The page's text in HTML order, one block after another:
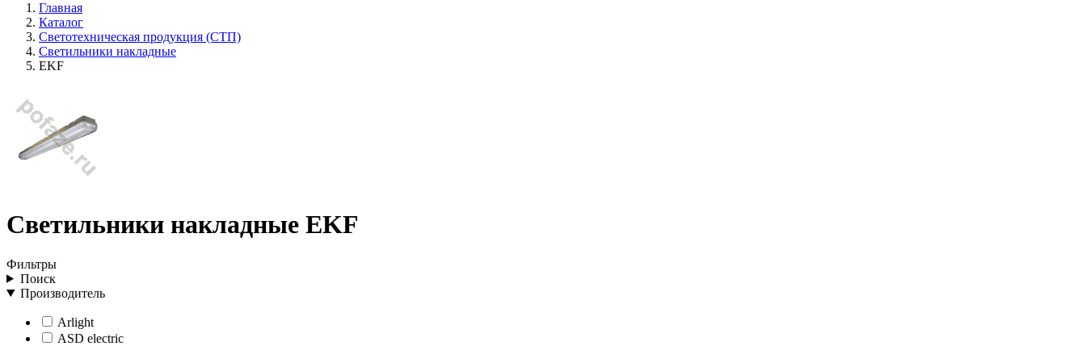
Главная
Каталог
Светотехническая продукция (СТП)
Светильники накладные
EKF
Светильники накладные EKF
Фильтры
Поиск
Производитель
Arlight
ASD electric